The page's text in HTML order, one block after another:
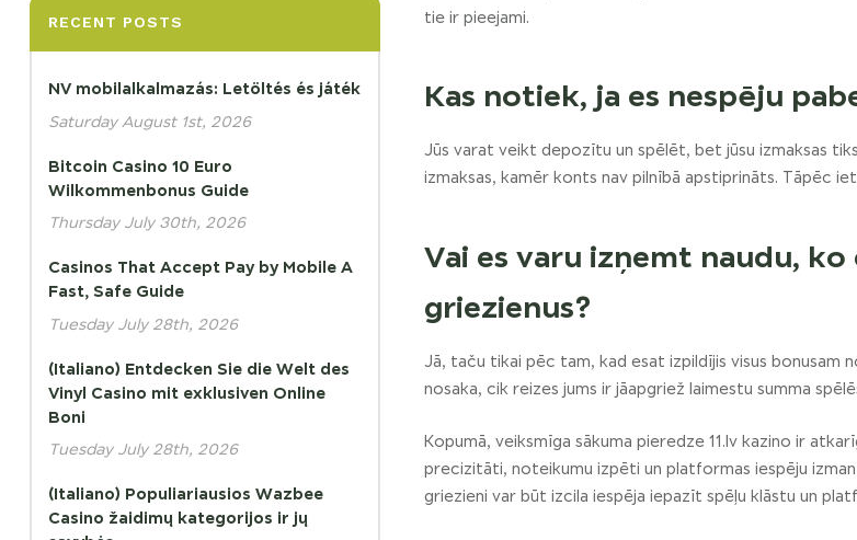
tie ir pieejami.
Kas notiek, ja es nespēju
Jūs varat veikt depozītu un spēlēt, bet jūsu izmaksas
izmaksas, kamēr konts nav pilnībā apstiprināts. Tāpēc
Vai es varu izņemt naudu,
griezienus?
Jā, taču tikai pēc tam, kad esat izpildījis visus bonusam
nosaka, cik reizes jums ir jāapgriež laimestu summa
Kopumā, veiksmīga sākuma pieredze 11.lv kazino ir
precizitāti, noteikumu izpēti un platformas iespēju
griezieni var būt izcila iespēja iepazīt spēļu klāstu un
RECENT POSTS
NV mobilalkalmazás: Letöltés és játék
Saturday August 1st, 2026
Bitcoin Casino 10 Euro
Wilkommenbonus Guide
Thursday July 30th, 2026
Casinos That Accept Pay by Mobile A
Fast, Safe Guide
Tuesday July 28th, 2026
(Italiano) Entdecken Sie die Welt des
Vinyl Casino mit exklusiven Online
Boni
Tuesday July 28th, 2026
(Italiano) Populiariausios Wazbee
Casino žaidimų kategorijos ir jų